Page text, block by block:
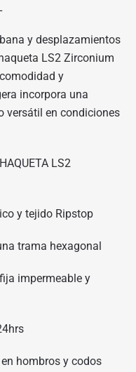
y desplazamientos
LS2 Zirconium
y
incorpora una
versátil en condiciones
LS2
y tejido Ripstop
trama hexagonal
impermeable y
hombros y codos